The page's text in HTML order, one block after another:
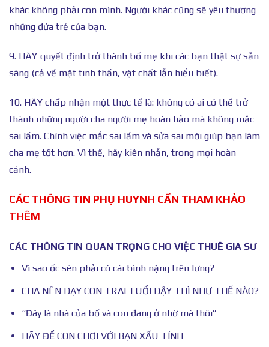
khác không phải con mình. Người khác cũng sẽ yêu thương
những đứa trẻ của bạn.
9. HÃY quyết định trở thành bố mẹ khi các bạn thật sự sẵn
sàng (cả về mặt tinh thần, vật chất lẫn hiểu biết).
10. HÃY chấp nhận một thực tế là: không có ai có thể trở
thành những người cha người mẹ hoàn hảo mà không mắc
sai lầm. Chính việc mắc sai lầm và sửa sai mới giúp bạn làm
cha mẹ tốt hơn. Vì thế, hãy kiên nhẫn, trong mọi hoàn
cảnh.
CÁC THÔNG TIN PHỤ HUYNH CẦN THAM KHẢO
THÊM
CÁC THÔNG TIN QUAN TRỌNG CHO VIỆC THUÊ GIA SƯ
Vì sao ốc sên phải có cái bình nặng trên lưng?
CHA NÊN DẠY CON TRAI TUỔI DẬY THÌ NHƯ THẾ NÀO?
“Đây là nhà của bố và con đang ở nhờ mà thôi”
HÃY ĐỂ CON CHƠI VỚI BẠN XẤU TÍNH